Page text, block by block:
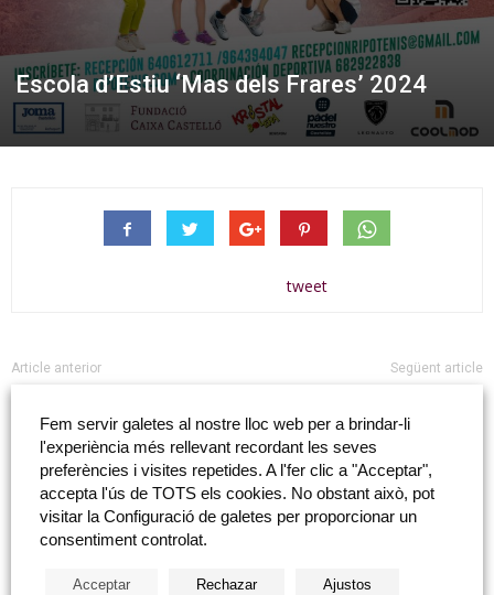
Escola d’Estiu ‘Mas dels Frares’ 2024
tweet
Article anterior Següent article
monstruosament diversos»
Articles relacionats Més del autor
patològic i lliura els seus premis anuals
Fem servir galetes al nostre lloc web per a brindar-li
l'experiència més rellevant recordant les seves
preferències i visites repetides. A l'fer clic a "Acceptar",
accepta l'ús de TOTS els cookies. No obstant això, pot
visitar la Configuració de galetes per proporcionar un
consentiment controlat.
Acceptar Rechazar Ajustos